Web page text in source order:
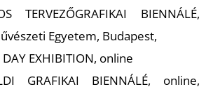
TERVEZŐGRAFIKAI BIENNÁLÉ,
Egyetem, Budapest,
EXHIBITION, online
GRAFIKAI BIENNÁLÉ, online,